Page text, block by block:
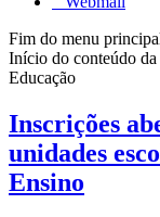
Fim do menu
Início do conteúdo da
Educação
Inscrições
unidades
Ensino